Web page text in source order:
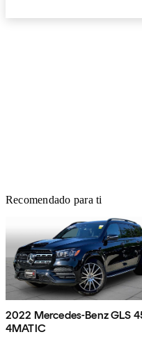
Recomendado para ti
2022 Mercedes-Benz GLS
4MATIC